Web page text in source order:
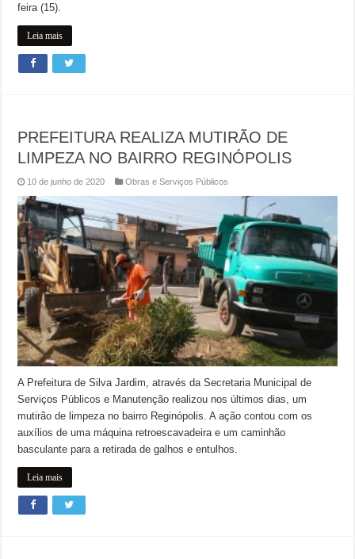
feira (15).
Leia mais
PREFEITURA REALIZA MUTIRÃO DE
LIMPEZA NO BAIRRO REGINÓPOLIS
10 de junho de 2020 Obras e Serviços Públicos
A Prefeitura de Silva Jardim, através da Secretaria Municipal de
Serviços Públicos e Manutenção realizou nos últimos dias, um
mutirão de limpeza no bairro Reginópolis. A ação contou com os
auxílios de uma máquina retroescavadeira e um caminhão
basculante para a retirada de galhos e entulhos.
Leia mais